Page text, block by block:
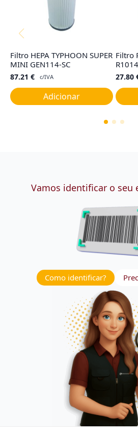
Filtro HEPA TYPHOON SUPER
MINI GEN114-SC
87.21 € c/IVA
Adicionar
Filtro
27.80
Vamos identificar o seu
Como identificar?